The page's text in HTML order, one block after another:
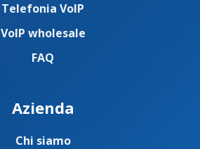
Telefonia VoIP
VoIP wholesale
FAQ
Azienda
Chi siamo